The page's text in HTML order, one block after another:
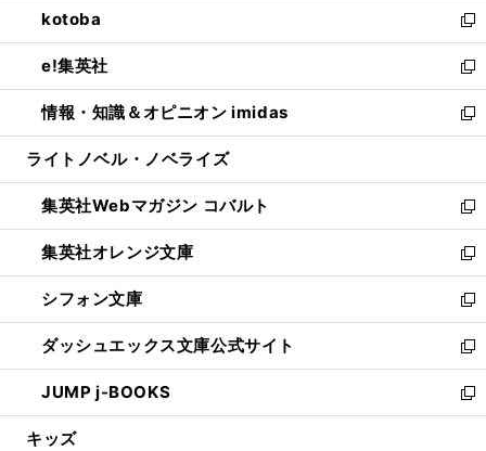
く
で
開
く
ド
ウ
で
開
く
ィ
ン
ド
ウ
で
開
い
ウ
ィ
ン
ド
ウ
開
く
kotoba
新
し
い
ウ
ィ
ン
ウ
で
開
く
e!集英社
新
し
い
ウ
ン
ド
ウ
で
開
く
情報・知識＆オピニオン imidas
新
し
ウ
ィ
ン
ド
ウ
で
開
く
ライトノベル・ノベライズ
集英社Webマガジン コバルト
新
し
い
ウ
ィ
ン
ド
ウ
で
開
集英社オレンジ文庫
新
し
い
ウ
ィ
ン
ド
ウ
シフォン文庫
新
し
い
ウ
ィ
ン
ダッシュエックス文庫公式サイト
新
し
い
ウ
JUMP j-BOOKS
新
し
キッズ